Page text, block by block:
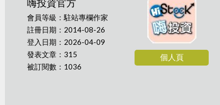
嗨投資官方
會員等級：駐站專欄作家
註冊日期：2014-08-26
登入日期：2026-04-09
發表文章：315
被訂閱數：1036
個人頁